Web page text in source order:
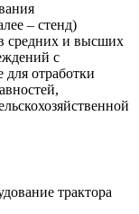
– стенд)
средних и высших
с
для отработки
трактора